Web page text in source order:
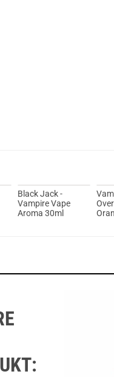
Black Jack -
Vampire Vape
Aroma 30ml